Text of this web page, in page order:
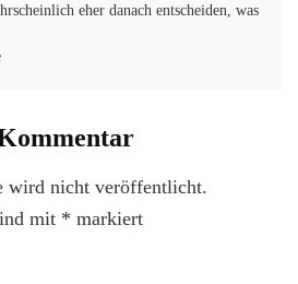
eher danach entscheiden, was
wird nicht veröffentlicht.
mit * markiert